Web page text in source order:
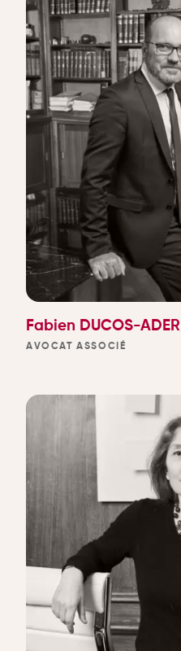
Fabien DUCOS-ADER
AVOCAT ASSOCIÉ